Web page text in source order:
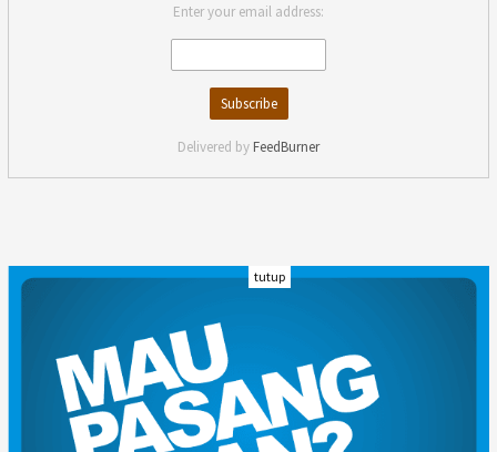
Enter your email address:
Delivered by FeedBurner
INDEKS
KARIR
REDAKSI
PRIVACY POLICY
DISCLAIMER
TENTANG KAMI
KONTAK KAMI
tutup